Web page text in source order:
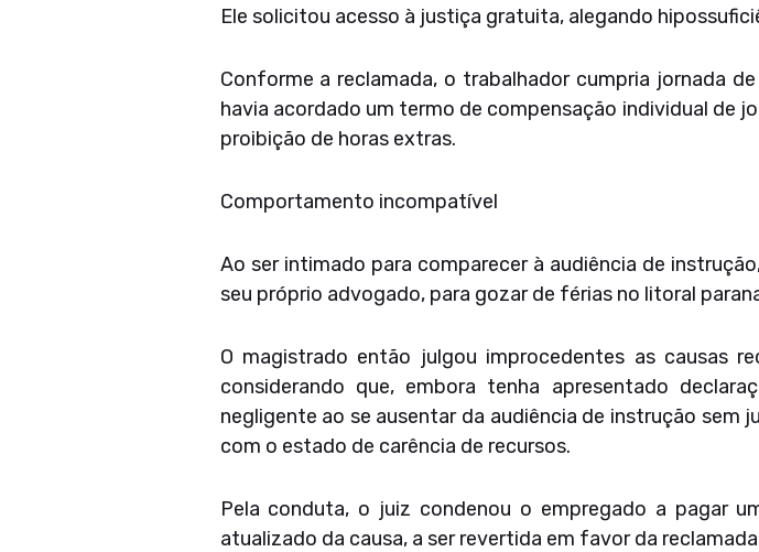
Ele solicitou acesso à justiça gratuita, alegando
Conforme a reclamada, o trabalhador cumpria jornada
havia acordado um termo de compensação individual de
proibição de horas extras.
Comportamento incompatível
Ao ser intimado para comparecer à audiência de
seu próprio advogado, para gozar de férias no litoral
O magistrado então julgou improcedentes as causas
considerando que, embora tenha apresentado
negligente ao se ausentar da audiência de instrução
com o estado de carência de recursos.
Pela conduta, o juiz condenou o empregado a pagar
atualizado da causa, a ser revertida em favor da